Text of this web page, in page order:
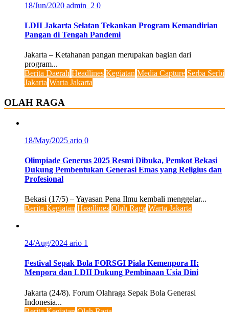
18/Jun/2020 admin_2 0
LDII Jakarta Selatan Tekankan Program Kemandirian
Pangan di Tengah Pandemi
Jakarta – Ketahanan pangan merupakan bagian dari
program...
Berita Daerah Headlines Kegiatan Media Capture Serba Serbi
Jakarta Warta Jakarta
OLAH RAGA
18/May/2025 ario 0
Olimpiade Generus 2025 Resmi Dibuka, Pemkot Bekasi
Dukung Pembentukan Generasi Emas yang Religius dan
Profesional
Bekasi (17/5) – Yayasan Pena Ilmu kembali menggelar...
Berita Kegiatan Headlines Olah Raga Warta Jakarta
24/Aug/2024 ario 1
Festival Sepak Bola FORSGI Piala Kemenpora II:
Menpora dan LDII Dukung Pembinaan Usia Dini
Jakarta (24/8). Forum Olahraga Sepak Bola Generasi
Indonesia...